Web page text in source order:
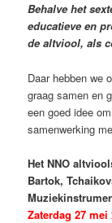
Behalve het
educatieve en
de altviool, als
Daar hebben we
graag samen en
een goed idee
samenwerking
Het NNO
Bartok,
Zaterdag 27 mei